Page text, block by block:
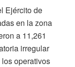
Ejército de
en la zona
a 11,261
irregular
operativos